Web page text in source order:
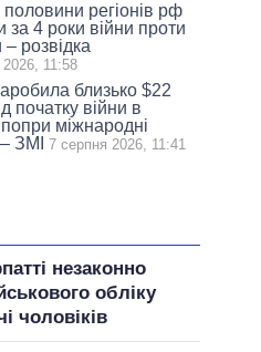
регіонів рф
за 4 роки війни проти
– розвідка
11:58
близько $22
початку війни в
попри міжнародні
ЗМІ
7 серпня 2026, 11:41
незаконно
обліку
чоловіків